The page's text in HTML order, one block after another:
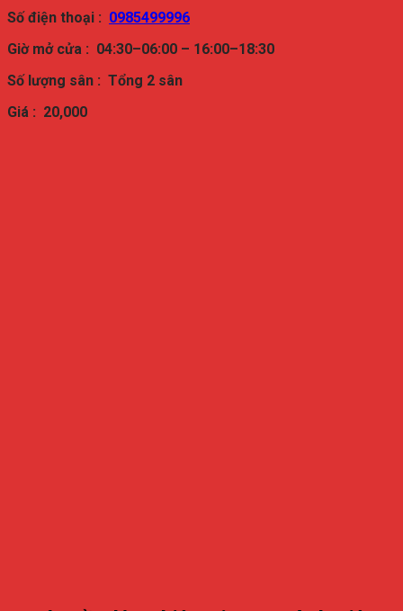
Số điện thoại : 0985499996
Giờ mở cửa : 04:30–06:00 – 16:00–18:30
Số lượng sân : Tổng 2 sân
Giá : 20,000